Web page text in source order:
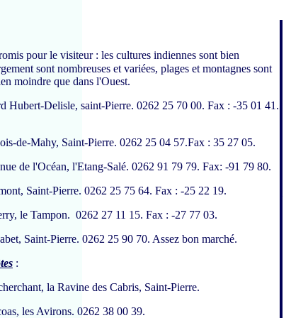
pour le visiteur : les cultures indiennes sont bien
sont nombreuses et variées, plages et montagnes sont
moindre que dans l'Ouest.
Hubert-Delisle, saint-Pierre. 0262 25 70 00. Fax : -35 01 41.
de-Mahy, Saint-Pierre. 0262 25 04 57.Fax : 35 27 05.
de l'Océan, l'Etang-Salé. 0262 91 79 79. Fax: -91 79 80.
Saint-Pierre. 0262 25 75 64. Fax : -25 22 19.
le Tampon. 0262 27 11 15. Fax : -27 77 03.
Saint-Pierre. 0262 25 90 70. Assez bon marché.
:
la Ravine des Cabris, Saint-Pierre.
les Avirons. 0262 38 00 39.